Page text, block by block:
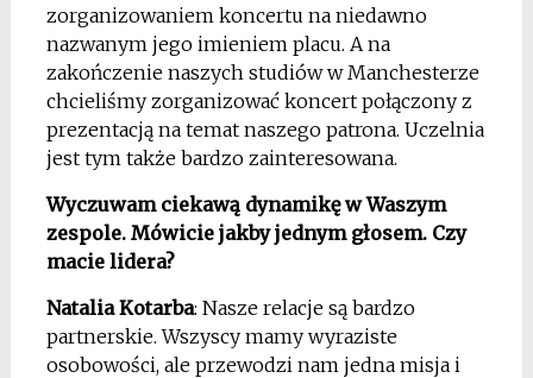
zorganizowaniem koncertu na niedawno
nazwanym jego imieniem placu. A na
zakończenie naszych studiów w Manchesterze
chcieliśmy zorganizować koncert połączony z
prezentacją na temat naszego patrona. Uczelnia
jest tym także bardzo zainteresowana.
Wyczuwam ciekawą dynamikę w Waszym
zespole. Mówicie jakby jednym głosem. Czy
macie lidera?
Natalia Kotarba: Nasze relacje są bardzo
partnerskie. Wszyscy mamy wyraziste
osobowości, ale przewodzi nam jedna misja i